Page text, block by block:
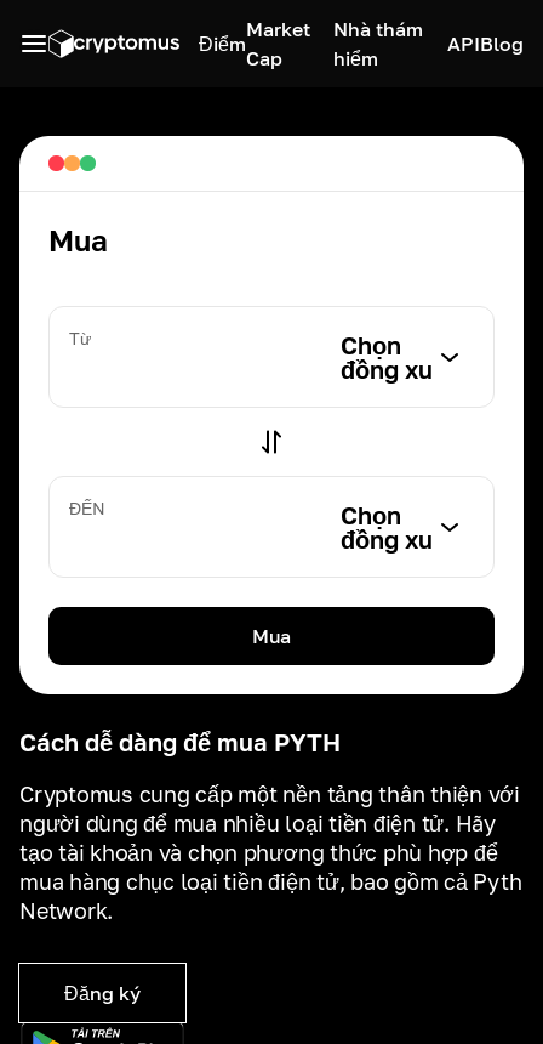
Điểm
Market
Cap
Nhà thám
hiểm
APIBlog
Cách dễ dàng để mua PYTH
Cryptomus cung cấp một nền tảng thân thiện với
người dùng để mua nhiều loại tiền điện tử. Hãy
tạo tài khoản và chọn phương thức phù hợp để
mua hàng chục loại tiền điện tử, bao gồm cả Pyth
Network.
Đăng ký
Mua
Từ
Chọn
đồng xu
ĐẾN
Chọn
đồng xu
Mua